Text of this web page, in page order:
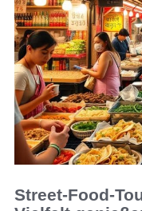
Street-Food-